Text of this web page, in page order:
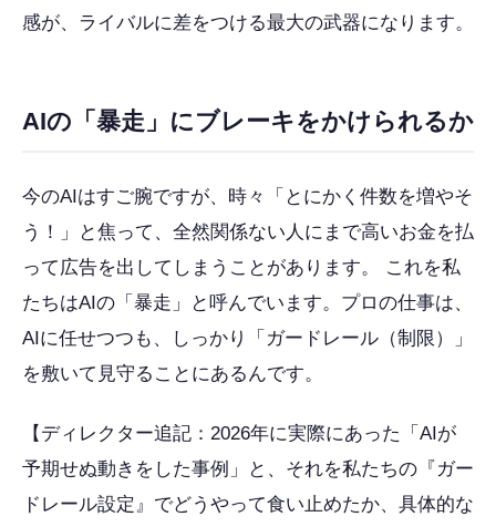
感が、ライバルに差をつける最大の武器になります。
AIの「暴走」にブレーキをかけられるか
今のAIはすご腕ですが、時々「とにかく件数を増やそ
う！」と焦って、全然関係ない人にまで高いお金を払
って広告を出してしまうことがあります。 これを私
たちはAIの「暴走」と呼んでいます。プロの仕事は、
AIに任せつつも、しっかり「ガードレール（制限）」
を敷いて見守ることにあるんです。
【ディレクター追記：2026年に実際にあった「AIが
予期せぬ動きをした事例」と、それを私たちの『ガー
ドレール設定』でどうやって食い止めたか、具体的な